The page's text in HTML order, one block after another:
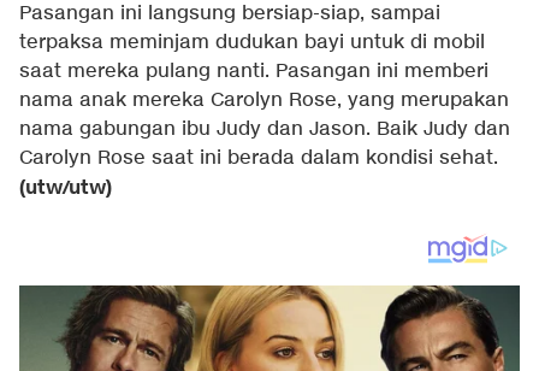
Pasangan ini langsung bersiap-siap, sampai
terpaksa meminjam dudukan bayi untuk di mobil
saat mereka pulang nanti. Pasangan ini memberi
nama anak mereka Carolyn Rose, yang merupakan
nama gabungan ibu Judy dan Jason. Baik Judy dan
Carolyn Rose saat ini berada dalam kondisi sehat.
(utw/utw)